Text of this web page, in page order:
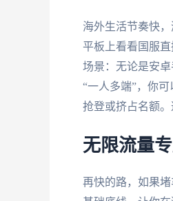
海外生活节奏快
平板上看看国服
场景：无论是安卓
“一人多端”，你
抢登或挤占名额
无限流量
再快的路，如果